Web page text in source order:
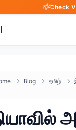
Check
Blog தமிழ்